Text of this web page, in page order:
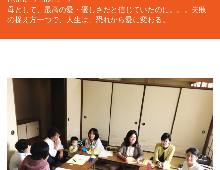
母として、最高の愛・優しさだと信じていたのに。。。失敗
の捉え方一つで、人生は、恐れから愛に変わる。